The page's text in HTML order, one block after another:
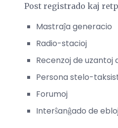
Post registrado kaj
Mastraĵa generacio
Radio-stacioj
Recenzoj de uzantoj
Persona stelo-
Forumoj
Interŝanĝado de